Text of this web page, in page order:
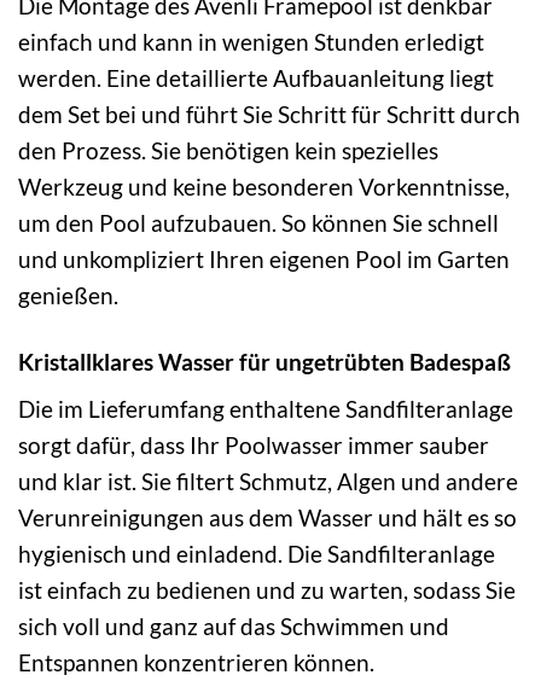
einfach und kann in wenigen Stunden erledigt
werden. Eine detaillierte Aufbauanleitung liegt
dem Set bei und führt Sie Schritt für Schritt durch
den Prozess. Sie benötigen kein spezielles
Werkzeug und keine besonderen Vorkenntnisse,
um den Pool aufzubauen. So können Sie schnell
und unkompliziert Ihren eigenen Pool im Garten
genießen.
Kristallklares Wasser für ungetrübten Badespaß
Die im Lieferumfang enthaltene Sandfilteranlage
sorgt dafür, dass Ihr Poolwasser immer sauber
und klar ist. Sie filtert Schmutz, Algen und andere
Verunreinigungen aus dem Wasser und hält es so
hygienisch und einladend. Die Sandfilteranlage
ist einfach zu bedienen und zu warten, sodass Sie
sich voll und ganz auf das Schwimmen und
Entspannen konzentrieren können.